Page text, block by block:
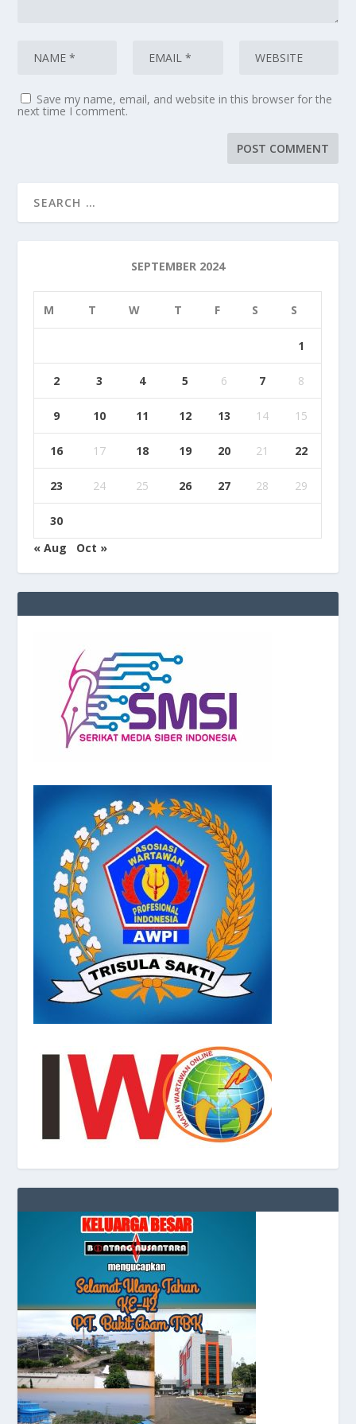
Save my name, email, and website in this browser for the
next time I comment.
SEPTEMBER 2024
M T W T F S S
1
2 3 4 5 6 7 8
9 10 11 12 13 14 15
16 17 18 19 20 21 22
23 24 25 26 27 28 29
30
« Aug
Oct »